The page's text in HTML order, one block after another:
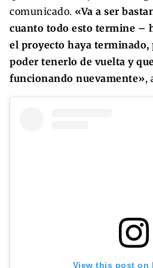
comunicado. «Va a ser
cuanto todo esto termine –
el proyecto haya terminado,
poder tenerlo de vuelta y
funcionando nuevamente»,
View this post on